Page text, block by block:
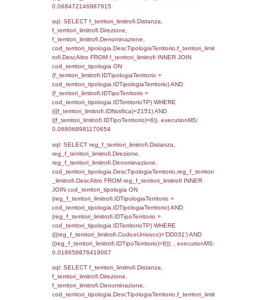
f_territori_limitrofi INNER JOIN
(f_territori_limitrofi.IDTipologiaTerritorio =
cod_territori_tipologia.IDTipologiaTerritorio
f_territori_limitrofi.IDTipoTerritorio =
cod_territori_tipologia.IDTerritorioTP )
((f_territori_limitrofi.IDNotifica) = 2151 ) AND
cod_territori_tipologia.IDTerritorioTP = 1)
executionMS: 0.051960945129395
sql: SELECT f_territori_limitrofi.Distanza,
f_territori_limitrofi.Direzione,
f_territori_limitrofi.Denominazione,
f_territori_limitrofi.DescAltro,
f_territori_limitrofi INNER JOIN
(f_territori_limitrofi.IDTipologiaTerritorio =
cod_territori_tipologia.IDTipologiaTerritorio)
(f_territori_limitrofi.IDTipoTerritorio =
cod_territori_tipologia.IDTerritorioTP)
(((f_territori_limitrofi.IDNotifica)=2151) AND